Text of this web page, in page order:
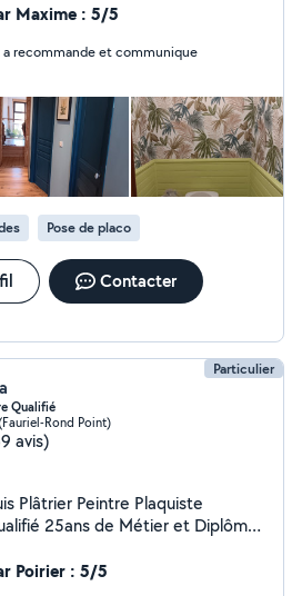
Maxime : 5/5
recommande et communique
Pose de placo
Contacter
Particulier
Qualifié
Rond Point)
avis)
25ans de Métier et Diplômé,
un Travail Manuel ou une
Poirier : 5/5